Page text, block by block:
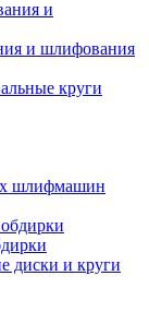
и шлифования
круги
шлифмашин
диски и круги